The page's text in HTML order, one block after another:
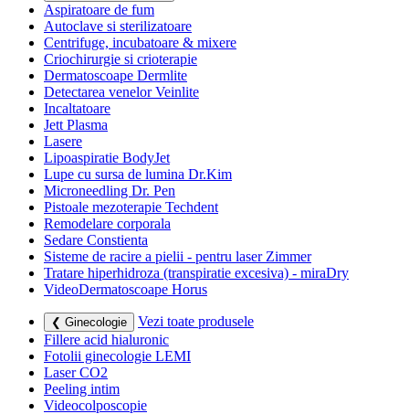
Aspiratoare de fum
Autoclave si sterilizatoare
Centrifuge, incubatoare & mixere
Criochirurgie si crioterapie
Dermatoscoape Dermlite
Detectarea venelor Veinlite
Incaltatoare
Jett Plasma
Lasere
Lipoaspiratie BodyJet
Lupe cu sursa de lumina Dr.Kim
Microneedling Dr. Pen
Pistoale mezoterapie Techdent
Remodelare corporala
Sedare Constienta
Sisteme de racire a pielii - pentru laser Zimmer
Tratare hiperhidroza (transpiratie excesiva) - miraDry
VideoDermatoscoape Horus
❮ Ginecologie
Vezi toate produsele
Fillere acid hialuronic
Fotolii ginecologie LEMI
Laser CO2
Peeling intim
Videocolposcopie